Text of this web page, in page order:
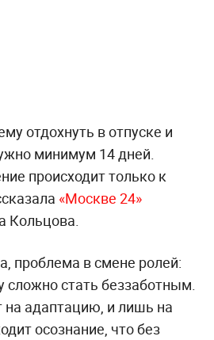
отдохнуть в отпуске и
минимум 14 дней.
происходит только к
«Москве 24»
Кольцова.
проблема в смене ролей:
сложно стать беззаботным.
на адаптацию, и лишь на
осознание, что без